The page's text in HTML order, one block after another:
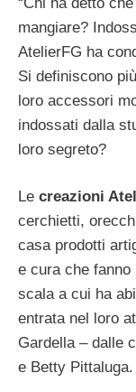
mangiare?
AtelierFG ha
Si definiscono
loro accessori
indossati dalla
loro segreto?
Le creazioni
cerchietti,
casa prodotti
e cura che
scala a cui ha
entrata nel loro
Gardella – dalle
e Betty Pittaluga.